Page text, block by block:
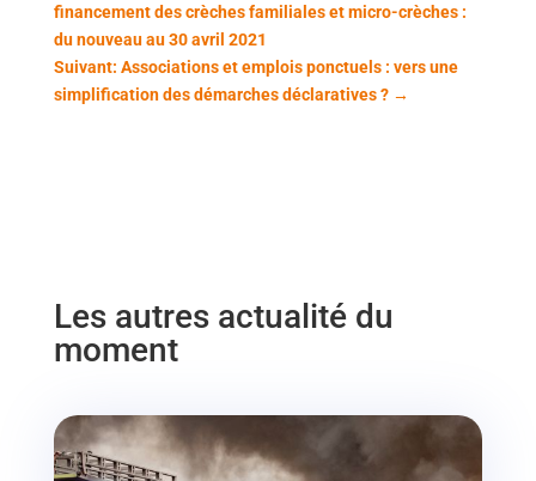
financement des crèches familiales et micro-crèches :
du nouveau au 30 avril 2021
Suivant: Associations et emplois ponctuels : vers une
simplification des démarches déclaratives ?→
Les autres actualité du
moment